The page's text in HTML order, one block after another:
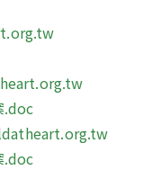
.doc
.doc